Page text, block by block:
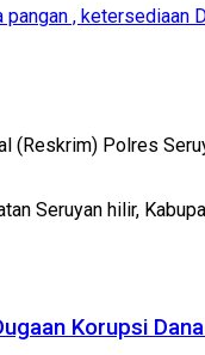
,
(Reskrim) Polres
Seruyan hilir,
Korupsi